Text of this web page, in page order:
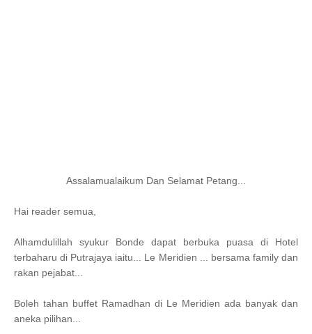
Assalamualaikum Dan Selamat Petang...
Hai reader semua,
Alhamdulillah syukur Bonde dapat berbuka puasa di Hotel
terbaharu di Putrajaya iaitu... Le Meridien ... bersama family dan
rakan pejabat...
Boleh tahan buffet Ramadhan di Le Meridien ada banyak dan
aneka pilihan...